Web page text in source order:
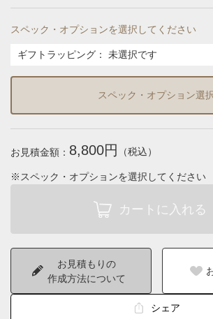
スペック・オプションを選択してください
ギフトラッピング ： 未選択です
スペック・オプション選
お見積金額： 8,800円 （税込）
※スペック・オプションを選択してください
お見積もりの
作成方法について
シェア